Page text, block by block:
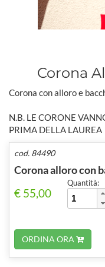
Corona
Corona con alloro e
N.B. LE CORONE
PRIMA DELLA LAUREA
cod. 84490
Corona alloro con
€ 55,00
Quantità:
ORDINA ORA